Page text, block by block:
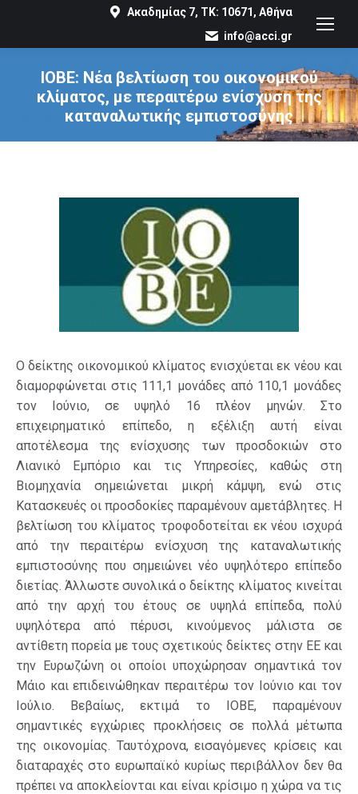
Ακαδημίας 7, ΤΚ: 10671, Αθήνα
info@acci.gr
ΙΟΒΕ: Νέα βελτίωση του οικονομικού
κλίματος, με περαιτέρω ενίσχυση της
καταναλωτικής εμπιστοσύνης
You are here:
Ο δείκτης οικονομικού κλίματος ενισχύεται εκ νέου και
διαμορφώνεται στις 111,1 μονάδες από 110,1 μονάδες
τον Ιούνιο, σε υψηλό 16 πλέον μηνών. Στο
επιχειρηματικό επίπεδο, η εξέλιξη αυτή είναι
αποτέλεσμα της ενίσχυσης των προσδοκιών στο
Λιανικό Εμπόριο και τις Υπηρεσίες, καθώς στη
Βιομηχανία σημειώνεται μικρή κάμψη, ενώ στις
Κατασκευές οι προσδοκίες παραμένουν αμετάβλητες. Η
βελτίωση του κλίματος τροφοδοτείται εκ νέου ισχυρά
από την περαιτέρω ενίσχυση της καταναλωτικής
εμπιστοσύνης που σημειώνει νέο υψηλότερο επίπεδο
διετίας. Άλλωστε συνολικά ο δείκτης κλίματος κινείται
από την αρχή του έτους σε υψηλά επίπεδα, πολύ
υψηλότερα από πέρυσι, κινούμενος μάλιστα σε
αντίθετη πορεία με τους σχετικούς δείκτες στην ΕΕ και
την Ευρωζώνη οι οποίοι υποχώρησαν σημαντικά τον
Μάιο και επιδεινώθηκαν περαιτέρω τον Ιούνιο και τον
Ιούλιο. Βεβαίως, εκτιμά το ΙΟΒΕ, παραμένουν
σημαντικές εγχώριες προκλήσεις σε πολλά μέτωπα
της οικονομίας. Ταυτόχρονα, εισαγόμενες κρίσεις και
διαταραχές στο ευρωπαϊκό κυρίως περιβάλλον δεν θα
πρέπει να αποκλείονται και είναι κρίσιμο η χώρα να τις